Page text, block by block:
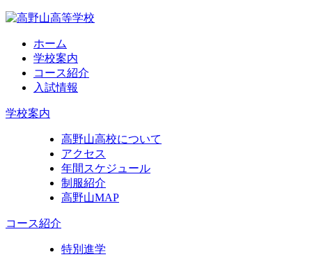
ホーム
学校案内
コース紹介
入試情報
学校案内
高野山高校について
アクセス
年間スケジュール
制服紹介
高野山MAP
コース紹介
特別進学